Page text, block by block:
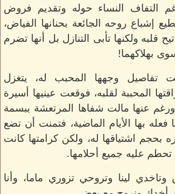
التفاف النساء حوله وتقديم فروض
إشباع روحه الجائعة بحنانها الفياض،
قلبه ولكنها تأبى التنازل بل أنها تضرم
بهلاكهما!
تفاصيل وجهها المحبب له، يتغزل
المحببة لقلبه، فوقعت عينيها أسيرة
ورغم عنها مالت شفاها المرتعشة ببسمة
فعله بها الأيام الماضية، فتمنت أن تضع
بحجم اشتياقها له، ولكن كرامتها كانت
عليه جميع أحلامها.
لينا وتروحي تزوري ماما، وأنا